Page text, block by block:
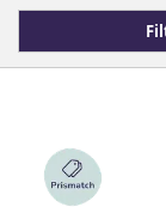
til at sove – du
vores udvalg af
babyalarm.